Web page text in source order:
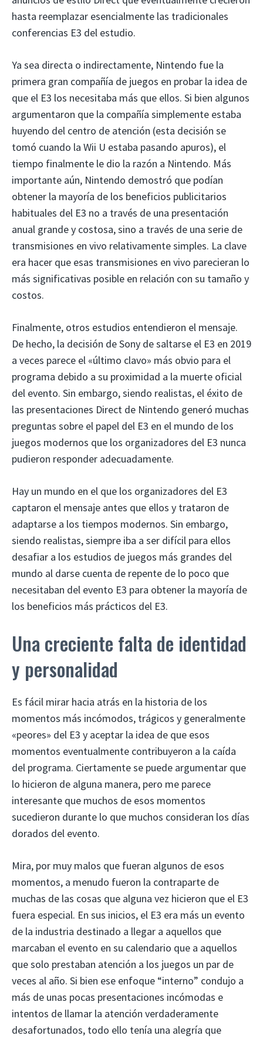
hasta reemplazar esencialmente las tradicionales
conferencias E3 del estudio.
Ya sea directa o indirectamente, Nintendo fue la
primera gran compañía de juegos en probar la idea de
que el E3 los necesitaba más que ellos. Si bien algunos
argumentaron que la compañía simplemente estaba
huyendo del centro de atención (esta decisión se
tomó cuando la Wii U estaba pasando apuros), el
tiempo finalmente le dio la razón a Nintendo. Más
importante aún, Nintendo demostró que podían
obtener la mayoría de los beneficios publicitarios
habituales del E3 no a través de una presentación
anual grande y costosa, sino a través de una serie de
transmisiones en vivo relativamente simples. La clave
era hacer que esas transmisiones en vivo parecieran lo
más significativas posible en relación con su tamaño y
costos.
Finalmente, otros estudios entendieron el mensaje.
De hecho, la decisión de Sony de saltarse el E3 en 2019
a veces parece el «último clavo» más obvio para el
programa debido a su proximidad a la muerte oficial
del evento. Sin embargo, siendo realistas, el éxito de
las presentaciones Direct de Nintendo generó muchas
preguntas sobre el papel del E3 en el mundo de los
juegos modernos que los organizadores del E3 nunca
pudieron responder adecuadamente.
Hay un mundo en el que los organizadores del E3
captaron el mensaje antes que ellos y trataron de
adaptarse a los tiempos modernos. Sin embargo,
siendo realistas, siempre iba a ser difícil para ellos
desafiar a los estudios de juegos más grandes del
mundo al darse cuenta de repente de lo poco que
necesitaban del evento E3 para obtener la mayoría de
los beneficios más prácticos del E3.
Una creciente falta de identidad
y personalidad
Es fácil mirar hacia atrás en la historia de los
momentos más incómodos, trágicos y generalmente
«peores» del E3 y aceptar la idea de que esos
momentos eventualmente contribuyeron a la caída
del programa. Ciertamente se puede argumentar que
lo hicieron de alguna manera, pero me parece
interesante que muchos de esos momentos
sucedieron durante lo que muchos consideran los días
dorados del evento.
Mira, por muy malos que fueran algunos de esos
momentos, a menudo fueron la contraparte de
muchas de las cosas que alguna vez hicieron que el E3
fuera especial. En sus inicios, el E3 era más un evento
de la industria destinado a llegar a aquellos que
marcaban el evento en su calendario que a aquellos
que solo prestaban atención a los juegos un par de
veces al año. Si bien ese enfoque “interno” condujo a
más de unas pocas presentaciones incómodas e
intentos de llamar la atención verdaderamente
desafortunados, todo ello tenía una alegría que